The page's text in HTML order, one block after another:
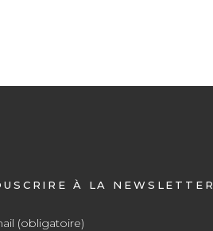
À LA NEWSLETTER
(obligatoire)